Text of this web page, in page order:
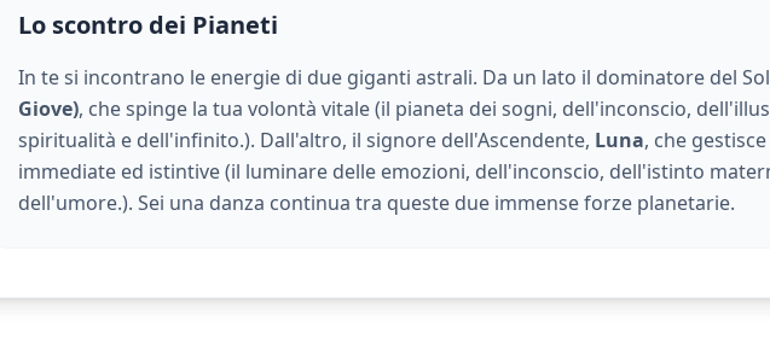
Lo scontro dei Pianeti
In te si incontrano le energie di due giganti astrali. Da un lato il dominatore del
Giove), che spinge la tua volontà vitale (il pianeta dei sogni, dell'inconscio,
spiritualità e dell'infinito.). Dall'altro, il signore dell'Ascendente, Luna, che
immediate ed istintive (il luminare delle emozioni, dell'inconscio, dell'istinto
dell'umore.). Sei una danza continua tra queste due immense forze planetarie.